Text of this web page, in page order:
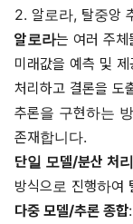
2. 알로라, 탈중앙
알로라는 여러 주
미래값을 예측 및
처리하고 결론을 도
추론을 구현하는
존재합니다.
단일 모델/분산 처리
방식으로 진행하여
다중 모델/추론 종합